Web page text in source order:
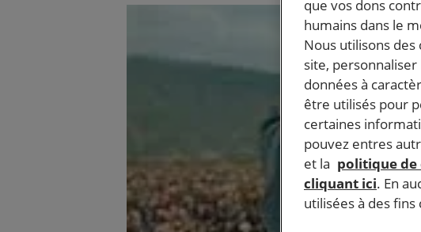
que vos dons
humains dans le
Nous utilisons
site,
données à
être utilisés pour
certaines
pouvez entres
et la politique de
cliquant ici. En
utilisées à des